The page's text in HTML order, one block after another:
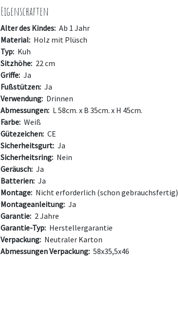
Eigenschaften
Alter des Kindes: Ab 1 Jahr
Material: Holz mit Plüsch
Typ: Kuh
Sitzhöhe: 22 cm
Griffe: Ja
Fußstützen: Ja
Verwendung: Drinnen
Abmessungen: L 58cm. x B 35cm. x H 45cm.
Farbe: Weiß
Gütezeichen: CE
Sicherheitsgurt: Ja
Sicherheitsring: Nein
Geräusch: Ja
Batterien: Ja
Montage: Nicht erforderlich (schon gebrauchsfertig)
Montageanleitung: Ja
Garantie: 2 Jahre
Garantie-Typ: Herstellergarantie
Verpackung: Neutraler Karton
Abmessungen Verpackung: 58x35,5x46